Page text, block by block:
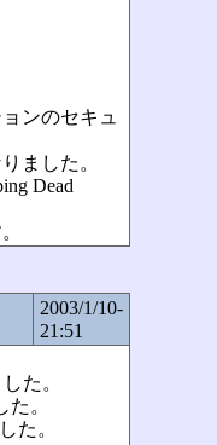
ンのセキュ
ました。
Dead
2003/1/10-
21:51
た。
。
た。